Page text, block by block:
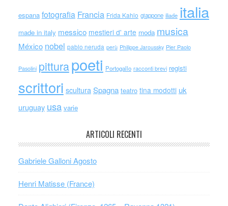
espana fotografia Francia Frida Kahlo giappone iliade italia
made in italy messico mestieri d' arte moda musica
México nobel pablo neruda perù Philippe Jaroussky Pier Paolo
Pasolini pitturapoeti Portogallo racconti brevi registi
scrittori scultura Spagna teatro tina modotti uk
uruguay usa varie
ARTICOLI RECENTI
Gabriele Galloni Agosto
Henri Matisse (France)